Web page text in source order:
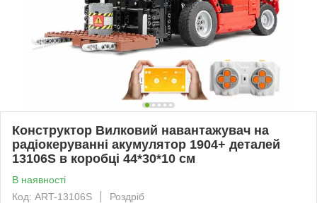
Конструктор Вилковий навантажувач на
радіокеруванні акумулятор 1904+ деталей
13106S в коробці 44*30*10 см
В наявності
Код: ART-13106S
Роздріб